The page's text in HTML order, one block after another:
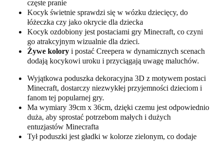
częste pranie
Kocyk świetnie sprawdzi się w wózku dziecięcy, do
łóżeczka czy jako okrycie dla dziecka
Kocyk ozdobiony jest postaciami gry Minecraft, co czyni
go atrakcyjnym wizualnie dla dzieci.
Żywe kolory i postać Creepera w dynamicznych scenach
dodają kocykowi uroku i przyciągają uwagę maluchów.
Wyjątkowa poduszka dekoracyjna 3D z motywem postaci
Minecraft, dostarczy niezwykłej przyjemności dzieciom i
fanom tej popularnej gry.
Ma wymiary 39cm x 36cm, dzięki czemu jest odpowiednio
duża, aby sprostać potrzebom małych i dużych
entuzjastów Minecrafta
Tył poduszki jest gładki w kolorze zielonym, co dodaje